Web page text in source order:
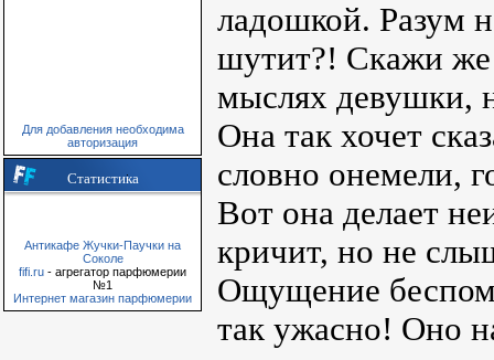
Для добавления необходима
авторизация
Статистика
Антикафе Жучки-Паучки на
Соколе
fifi.ru - агрегатор парфюмерии
№1
Интернет магазин парфюмерии
ладошкой. Разум
шутит?! Скажи же
мыслях девушки,
Она так хочет
словно онемели,
Вот она делает
кричит, но не
Ощущение
так ужасно! Оно